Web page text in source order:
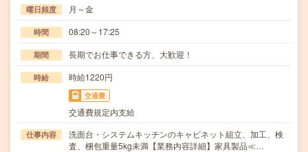
曜日頻度 月～金
時間 08:20～17:25
期間 長期でお仕事できる方、大歓迎！
時給 時給1220円
交通費
交通費規定内支給
仕事内容
洗面台・システムキッチンのキャビネット組立、加工、検
査、梱包重量5kg未満【業務内容詳細】家具製品≪…